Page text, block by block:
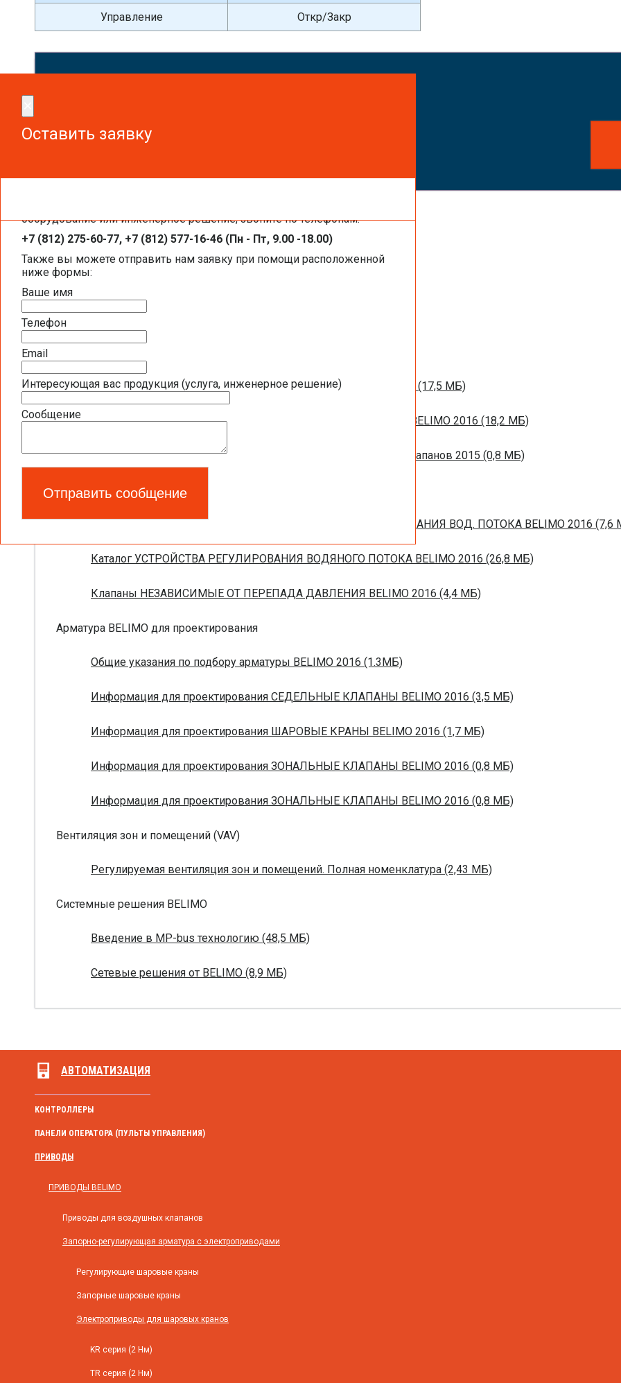
Управление Откр/Закр
Оставить заявку
оборудование или инженерное решение, звоните по телефонам:
+7 (812) 275-60-77, +7 (812) 577-16-46 (Пн - Пт, 9.00 -18.00)
Также вы можете отправить нам заявку при помощи расположенной
ниже формы:
Ваше имя
Телефон
Email
Интересующая вас продукция (услуга, инженерное решение)
Сообщение
Оставить заявку
Общая информация BELIMO
Полная номенклатура продукции BELIMO 2016 (1,44 МБ)
Полный обзор электроприводов для систем вентиляции 2016 (17,5 МБ)
Каталог ЭЛЕКТРОПРИВОДЫ ДЛЯ ВОЗДУШНЫХ ЗАСЛОНОК BELIMO 2016 (18,2 МБ)
Новое поколение электроприводов для противопожарных клапанов 2015 (0,8 МБ)
Запорно-регулирующая арматура
Брошюра ПОЛНАЯ НОМЕНКЛАТУРА УСТРОЙСТВ РЕГУЛИРОВАНИЯ ВОД. ПОТОКА BELIMO 2016 (7,6
Каталог УСТРОЙСТВА РЕГУЛИРОВАНИЯ ВОДЯНОГО ПОТОКА BELIMO 2016 (26,8 МБ)
Клапаны НЕЗАВИСИМЫЕ ОТ ПЕРЕПАДА ДАВЛЕНИЯ BELIMO 2016 (4,4 МБ)
Арматура BELIMO для проектирования
Общие указания по подбору арматуры BELIMO 2016 (1.3МБ)
Информация для проектирования СЕДЕЛЬНЫЕ КЛАПАНЫ BELIMO 2016 (3,5 МБ)
Информация для проектирования ШАРОВЫЕ КРАНЫ BELIMO 2016 (1,7 МБ)
Информация для проектирования ЗОНАЛЬНЫЕ КЛАПАНЫ BELIMO 2016 (0,8 МБ)
Информация для проектирования ЗОНАЛЬНЫЕ КЛАПАНЫ BELIMO 2016 (0,8 МБ)
Вентиляция зон и помещений (VAV)
Регулируемая вентиляция зон и помещений. Полная номенклатура (2,43 МБ)
Системные решения BELIMO
Введение в MP-bus технологию (48,5 МБ)
Сетевые решения от BELIMO (8,9 МБ)
АВТОМАТИЗАЦИЯ
КОНТРОЛЛЕРЫ
ПАНЕЛИ ОПЕРАТОРА (ПУЛЬТЫ УПРАВЛЕНИЯ)
ПРИВОДЫ
ПРИВОДЫ BELIMO
Приводы для воздушных клапанов
Запорно-регулирующая арматура с электроприводами
Регулирующие шаровые краны
Запорные шаровые краны
Электроприводы для шаровых кранов
KR серия (2 Нм)
TR серия (2 Нм)